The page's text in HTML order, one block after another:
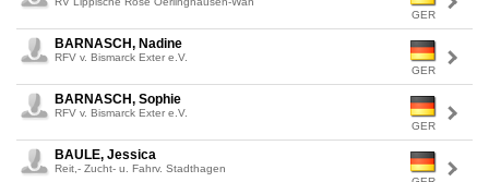
GER
GER
BARNASCH, Nadine
RFV v. Bismarck Exter e.V.
GER
BARNASCH, Sophie
RFV v. Bismarck Exter e.V.
BAULE, Jessica
Reit,- Zucht- u. Fahrv. Stadthagen